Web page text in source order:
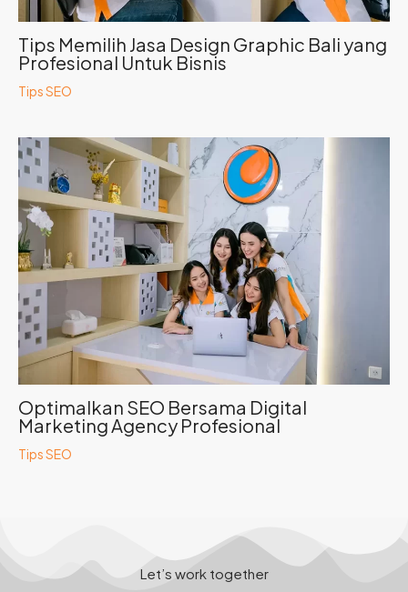
Tips Memilih Jasa Design Graphic Bali yang
Profesional Untuk Bisnis
Tips SEO
Optimalkan SEO Bersama Digital
Marketing Agency Profesional
Tips SEO
Let’s work together